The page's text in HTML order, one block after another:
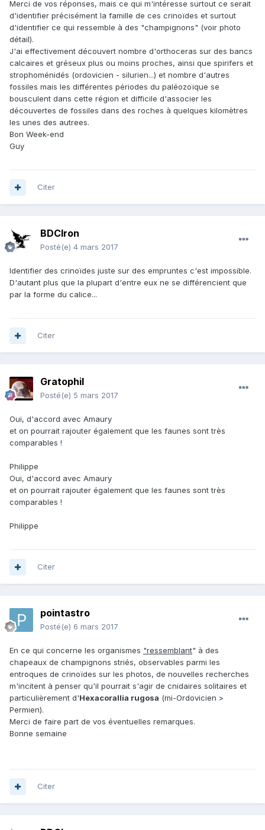
Merci de vos réponses, mais ce qui m'intéresse surtout ce serait
d'identifier précisément la famille de ces crinoïdes et surtout
d'identifier ce qui ressemble à des "champignons" (voir photo
détail).
J'ai effectivement découvert nombre d'orthoceras sur des bancs
calcaires et gréseux plus ou moins proches, ainsi que spirifers et
strophoménidés (ordovicien - silurien...) et nombre d'autres
fossiles mais les différentes périodes du paléozoïque se
bousculent dans cette région et difficile d'associer les
découvertes de fossiles dans des roches à quelques kilomètres
les unes des autrees.
Bon Week-end
Guy
Citer
BDCIron
Posté(e) 4 mars 2017
Identifier des crinoïdes juste sur des empruntes c'est impossible.
D'autant plus que la plupart d'entre eux ne se différencient que
par la forme du calice...
Citer
Gratophil
Posté(e) 5 mars 2017
Oui, d'accord avec Amaury
et on pourrait rajouter également que les faunes sont très
comparables !
Philippe
Oui, d'accord avec Amaury
et on pourrait rajouter également que les faunes sont très
comparables !
Philippe
Citer
pointastro
Posté(e) 6 mars 2017
En ce qui concerne les organismes "ressemblant" à des
chapeaux de champignons striés, observables parmi les
entroques de crinoïdes sur les photos, de nouvelles recherches
m'incitent à penser qu'il pourrait s'agir de cnidaires solitaires et
particulièrement d'Hexacorallia rugosa (mi-Ordovicien >
Permien).
Merci de faire part de vos éventuelles remarques.
Bonne semaine
Citer